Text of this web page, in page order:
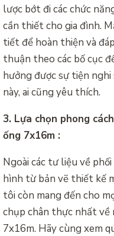
lược bớt đi các chức
cần thiết cho gia đình.
tiết để hoàn thiện và
thuận theo các bố cục
hưởng được sự tiện
này, ai cũng yêu thích.
3. Lựa chọn phong
ống 7x16m :
Ngoài các tư liệu về
hình từ bản vẽ thiết kế
tôi còn mang đến cho
chụp chân thực nhất về
7x16m. Hãy cùng xem